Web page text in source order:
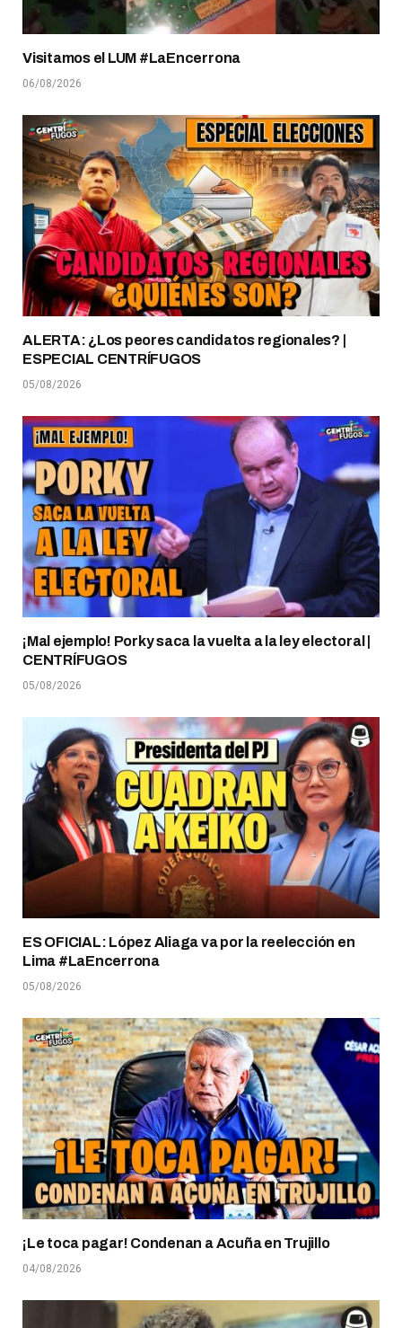
Visitamos el LUM #LaEncerrona
06/08/2026
ALERTA: ¿Los peores candidatos regionales? |
ESPECIAL CENTRÍFUGOS
05/08/2026
¡Mal ejemplo! Porky saca la vuelta a la ley electoral |
CENTRÍFUGOS
05/08/2026
ES OFICIAL: López Aliaga va por la reelección en
Lima #LaEncerrona
05/08/2026
¡Le toca pagar! Condenan a Acuña en Trujillo
04/08/2026